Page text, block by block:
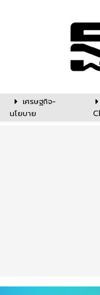
เศรษฐกิจ-
นโยบาย